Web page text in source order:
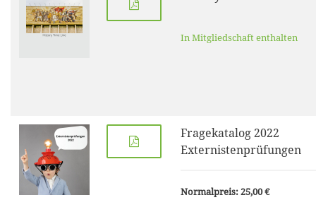
In Mitgliedschaft enthalten
Fragekatalog 2022
Externistenprüfungen
Normalpreis: 25,00 €